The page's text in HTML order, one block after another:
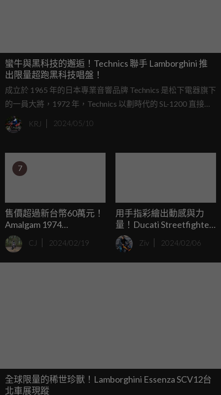
蠻牛與黑科技的邂逅！Technics 聯手 Lamborghini 推
出限量超跑黑科技唱盤！
成立於 1965 年的日本專業音響品牌 Technics 是松下電器旗下
的一員大將，1972 年，Technics 以劃時代的 SL-1200 直接驅
動唱盤，奠定了自己在 DJ 行業的霸主地位，至今無人能撼動
其地位。 既然要推出聯名款唱盤，Technics 尋遍全球，最後
KRJ 2024/05/10
7
售價超過新台幣60萬元！
Amalgam 1974
Lamborghini LP400 1:8模
型現正販售中
CJ 2024/02/19
用手指彩繪出動感與力
量！Ducati Streetfighter
V4 Lamborghini Centauro
海外亮相
Ziv 2024/02/06
全球限量的稀世珍獸！Lamborghini Essenza SCV12台
北車展現蹤